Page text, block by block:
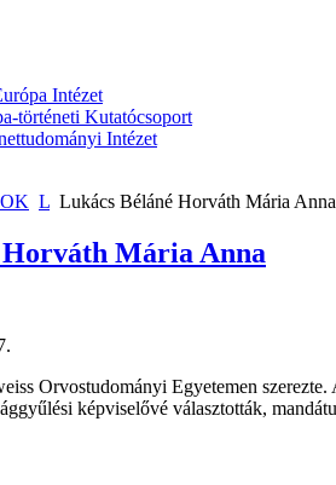
Intézet
történeti Kutatócsoport
Intézet
L Lukács Béláné Horváth Mária Anna
Mária Anna
Orvostudományi Egyetemen
képviselővé választották,